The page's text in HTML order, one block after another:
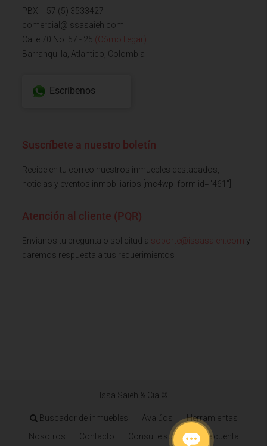
PBX: +57 (5) 3533427
comercial@issasaieh.com
Calle 70 No. 57 - 25 (Cómo llegar)
Barranquilla, Atlantico, Colombia
Escríbenos
Suscríbete a nuestro boletín
Recibe en tu correo nuestros inmuebles destacados,
noticias y eventos inmobiliarios [mc4wp_form id="461"]
Atención al cliente (PQR)
Envianos tu pregunta o solicitud a soporte@issasaieh.com y
daremos respuesta a tus requerimientos
Issa Saieh & Cia ©
Buscador de inmuebles Avalúos
Herramientas
Nosotros
Contacto Consulte su estado de cuenta